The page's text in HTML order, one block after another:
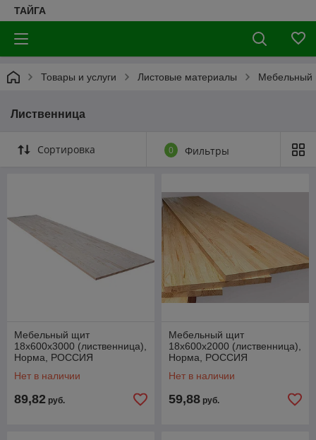
ТАЙГА
Товары и услуги Листовые материалы Мебельный
Лиственница
Сортировка 0 Фильтры
Мебельный щит
18х600х3000 (лиственница),
Норма, РОССИЯ
Нет в наличии
89,82 руб.
Мебельный щит
18х600х2000 (лиственница),
Норма, РОССИЯ
Нет в наличии
59,88 руб.